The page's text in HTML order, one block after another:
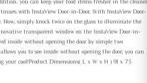
you can keep your food items fresher in the cleaner
with InstaView Door-in-Door. With InstaView Door-
Now, simply knock twice on the glass to illuminate the
transparent window on the InstaView Door-in-
inside without opening the door by simple two
you to see inside without opening the door, you can
your cool!Product Dimensions( L x W x H ) 91 x 73